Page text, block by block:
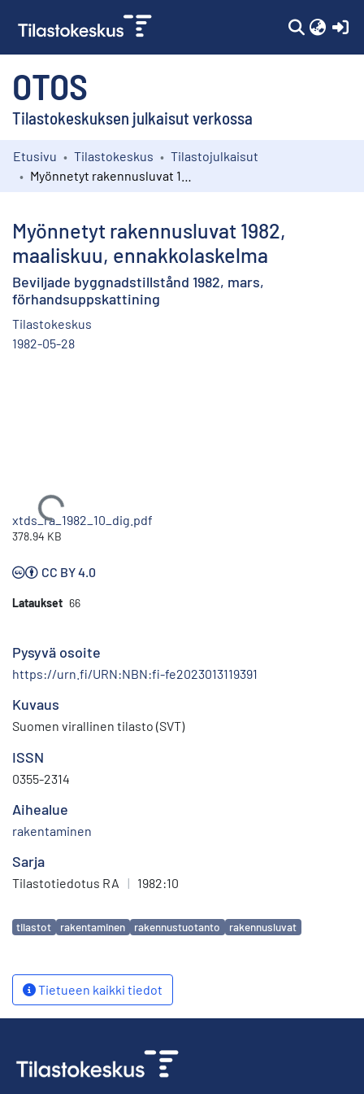
OTOS
Tilastokeskuksen julkaisut verkossa
Kokoelmat
Etusivu Tilastokeskus
Tilastojulkaisut
Myönnetyt rakennusluvat 1982,
maaliskuu, ennakkolaskelma
Beviljade byggnadstillstånd 1982, mars,
förhandsuppskattining
Tilastokeskus
1982-05-28
Ladataan...
xtds_ra_1982_10_dig.pdf
378.94 KB
CC BY 4.0
Lataukset 66
Pysyvä osoite
https://urn.fi/URN:NBN:fi-fe2023013119391
Kuvaus
Suomen virallinen tilasto (SVT)
ISSN
0355-2314
Aihealue
rakentaminen
Sarja
Tilastotiedotus RA | 1982:10
Avainsanat
tilastot rakentaminen rakennustuotanto rakennusluvat
Tietueen kaikki tiedot